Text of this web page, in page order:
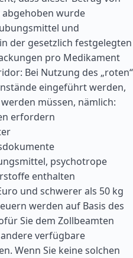
wurde
und
der gesetzlich festgelegten
pro Medikament
Bei Nutzung des „roten“
eingeführt werden,
müssen, nämlich:
erfordern
psychotrope
enthalten
und schwerer als 50 kg
werden auf Basis des
Sie dem Zollbeamten
verfügbare
Wenn Sie keine solchen